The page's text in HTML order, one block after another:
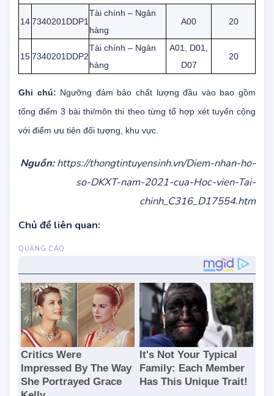
quản lý
D01, D07
Chương trình DDP
(mỗi bên cấp một bằng cử nhân)
Tài chính – Ngân
A00
Tài chính – Ngân
hàng
A01, D01,
D07
Ghi chú:
Ngưỡng đảm bảo chất lượng đầu vào bao gồm
tổng điểm 3 bài thi/môn thi theo từng tổ hợp xét tuyển cộng
với điểm ưu tiên đối tượng, khu vực.
https://thongtintuyensinh.vn/Diem-nhan-ho-
so-DKXT-nam-2021-cua-Hoc-vien-Tai-
Chủ đề liên quan: